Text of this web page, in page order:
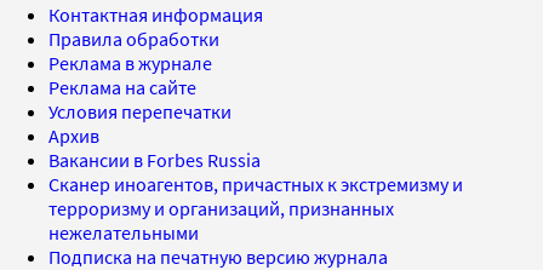
Контактная информация
Правила обработки
Реклама в журнале
Реклама на сайте
Условия перепечатки
Архив
Вакансии в Forbes Russia
Сканер иноагентов, причастных к экстремизму и
терроризму и организаций, признанных
нежелательными
Подписка на печатную версию журнала